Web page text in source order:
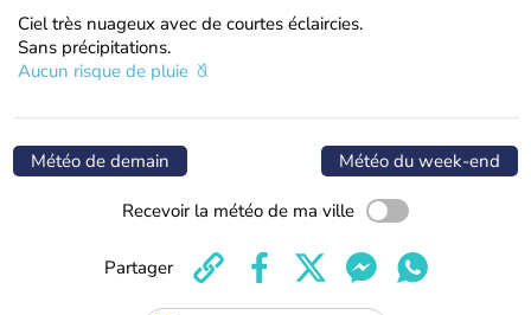
Ciel très nuageux avec de courtes éclaircies.
Sans précipitations.
Aucun risque de pluie
Météo de demain Météo du week-end
Recevoir la météo de ma ville
Partager